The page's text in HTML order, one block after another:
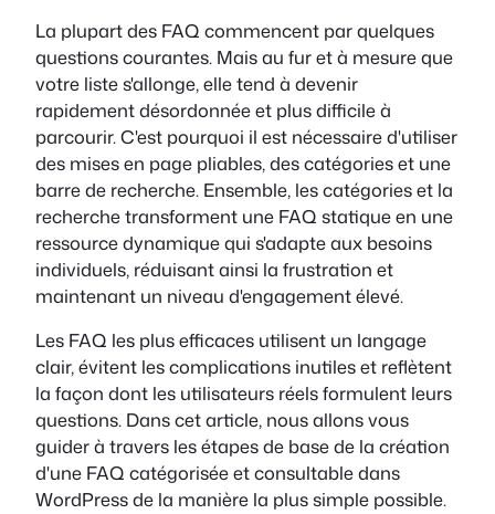
La plupart des FAQ commencent par quelques
questions courantes. Mais au fur et à mesure que
votre liste s'allonge, elle tend à devenir
rapidement désordonnée et plus difficile à
parcourir. C'est pourquoi il est nécessaire d'utiliser
des mises en page pliables, des catégories et une
barre de recherche. Ensemble, les catégories et la
recherche transforment une FAQ statique en une
ressource dynamique qui s'adapte aux besoins
individuels, réduisant ainsi la frustration et
maintenant un niveau d'engagement élevé.
Les FAQ les plus efficaces utilisent un langage
clair, évitent les complications inutiles et reflètent
la façon dont les utilisateurs réels formulent leurs
questions. Dans cet article, nous allons vous
guider à travers les étapes de base de la création
d'une FAQ catégorisée et consultable dans
WordPress de la manière la plus simple possible.